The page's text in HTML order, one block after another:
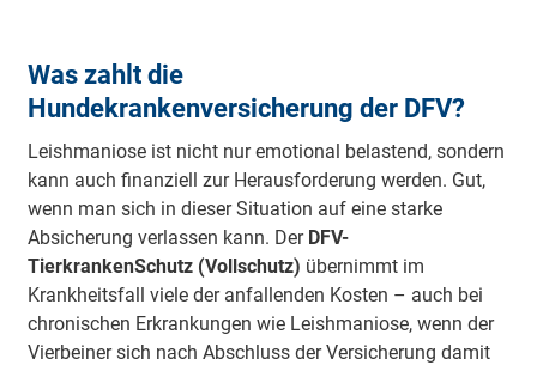
Was zahlt die
Hundekrankenversicherung der DFV?
Leishmaniose ist nicht nur emotional belastend, sondern
kann auch finanziell zur Herausforderung werden. Gut,
wenn man sich in dieser Situation auf eine starke
Absicherung verlassen kann. Der DFV-
TierkrankenSchutz (Vollschutz) übernimmt im
Krankheitsfall viele der anfallenden Kosten – auch bei
chronischen Erkrankungen wie Leishmaniose, wenn der
Vierbeiner sich nach Abschluss der Versicherung damit